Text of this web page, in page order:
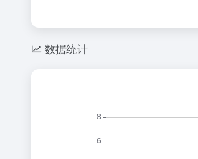
数据统计